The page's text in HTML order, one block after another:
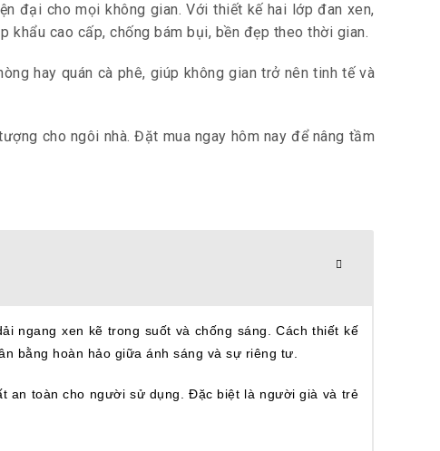
đại cho mọi không gian. Với thiết kế hai lớp đan xen,
cao cấp, chống bám bụi, bền đẹp theo thời gian.
hay quán cà phê, giúp không gian trở nên tinh tế và
cho ngôi nhà. Đặt mua ngay hôm nay để nâng tầm
ngang xen kẽ trong suốt và chống sáng. Cách thiết kế
bằng hoàn hảo giữa ánh sáng và sự riêng tư.
an toàn cho người sử dụng. Đặc biệt là người già và trẻ